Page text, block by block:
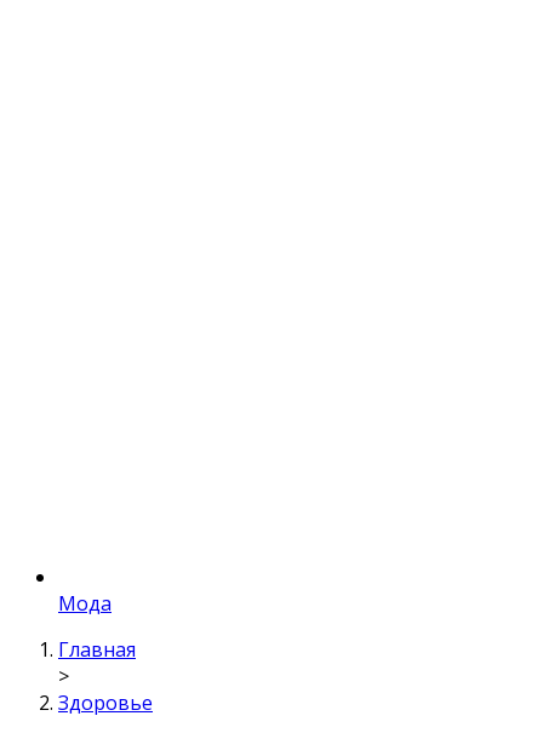
Мода
Главная
>
Здоровье